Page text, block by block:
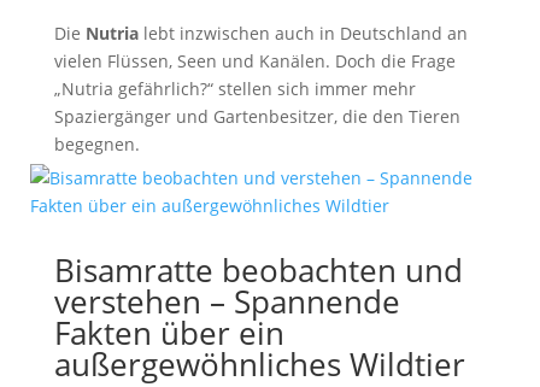
Die Nutrialebt inzwischen auch in Deutschland an
vielen Flüssen, Seen und Kanälen. Doch die Frage
„Nutria gefährlich?“ stellen sich immer mehr
Spaziergänger und Gartenbesitzer, die den Tieren
begegnen.
Bisamratte beobachten und
verstehen – Spannende
Fakten über ein
außergewöhnliches Wildtier